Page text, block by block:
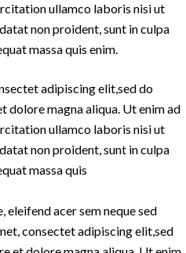
ullamco laboris nisi ut
non proident, sunt in culpa
massa quis enim.
adipiscing elit,sed do
dolore magna aliqua. Ut enim ad
ullamco laboris nisi ut
non proident, sunt in culpa
massa quis
acer sem neque sed
consectet adipiscing elit,sed